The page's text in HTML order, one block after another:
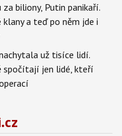
biliony, Putin panikaří.
a teď po něm jde i
už tisíce lidí.
spočítají jen lidé, kteří